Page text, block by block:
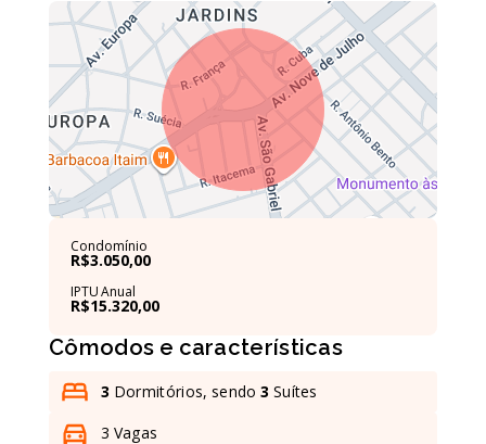
Condomínio
R$3.050,00
IPTU Anual
R$15.320,00
Cômodos e características
3 Dormitórios, sendo3 Suítes
3 Vagas